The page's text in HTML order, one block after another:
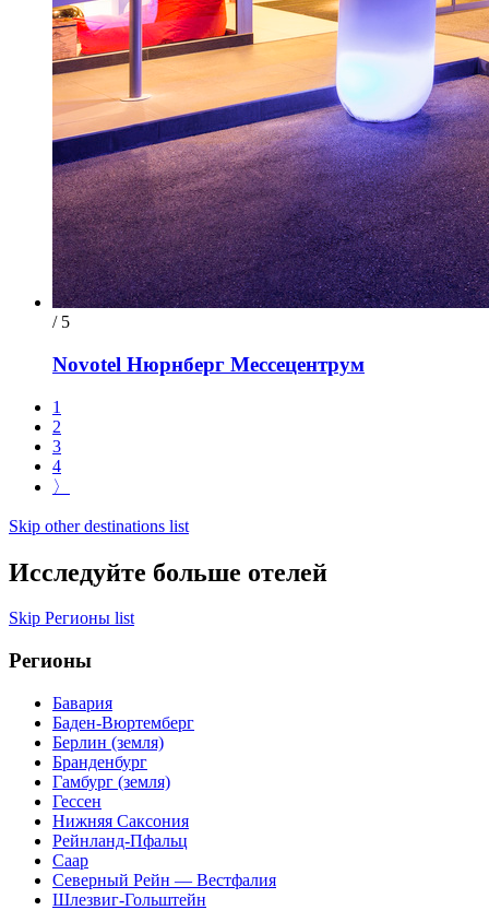
/ 5
Novotel Нюрнберг Мессецентрум
1
2
3
4
〉
Skip other destinations list
Исследуйте больше отелей
Skip Регионы list
Регионы
Бавария
Баден-Вюртемберг
Берлин (земля)
Бранденбург
Гамбург (земля)
Гессен
Нижняя Саксония
Рейнланд-Пфальц
Саар
Северный Рейн — Вестфалия
Шлезвиг-Гольштейн